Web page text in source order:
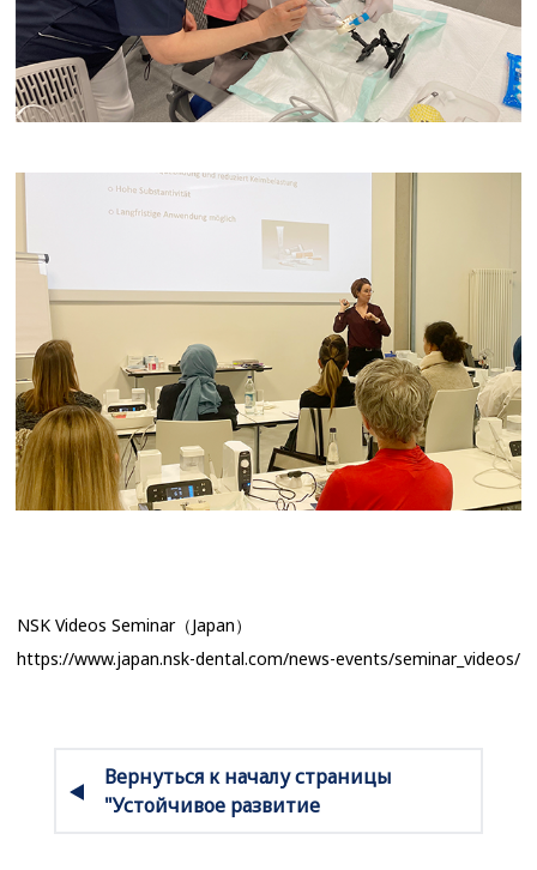
NSK Videos Seminar（Japan）
https://www.japan.nsk-dental.com/news-events/seminar_videos/
Вернуться к началу страницы
"Устойчивое развитие